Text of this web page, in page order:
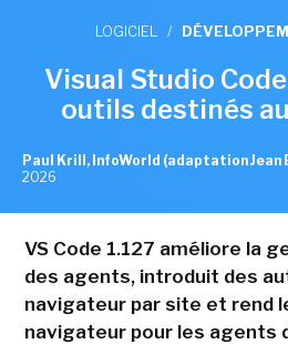
LOGICIEL /
Visual Studio
outils destinés
Paul Krill, InfoWorld (adaptation Jean
2026
VS Code 1.127 améliore la
des agents, introduit des
navigateur par site et rend
navigateur pour les agents